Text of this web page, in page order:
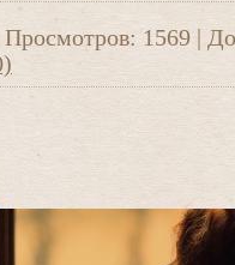
Просмотров: 1569